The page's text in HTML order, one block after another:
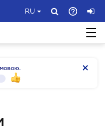
RU
мовою.